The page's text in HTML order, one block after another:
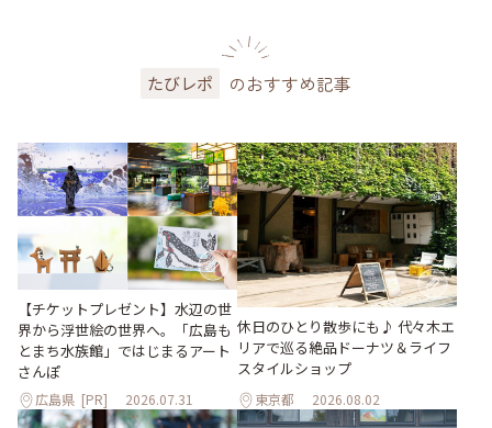
たびレポ のおすすめ記事
【チケットプレゼント】水辺の世
界から浮世絵の世界へ。「広島も
とまち水族館」ではじまるアート
さんぽ
広島県 [PR] 2026.07.31
休日のひとり散歩にも♪ 代々木エ
リアで巡る絶品ドーナツ＆ライフ
スタイルショップ
東京都 2026.08.02